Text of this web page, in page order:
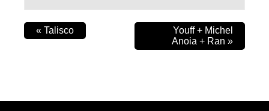
« Talisco
Youff + Michel
Anoia + Ran »